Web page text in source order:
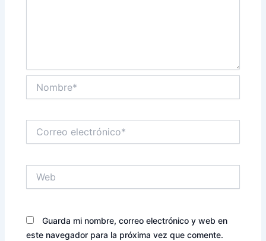
electrónico*
Guarda mi nombre, correo electrónico y web en
este navegador para la próxima vez que comente.